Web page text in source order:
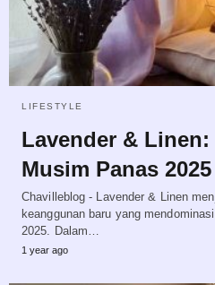
LIFESTYLE
Lavender & Linen:
Musim Panas 2025
Chavilleblog - Lavender & Linen
keanggunan baru yang
2025. Dalam…
1 year ago